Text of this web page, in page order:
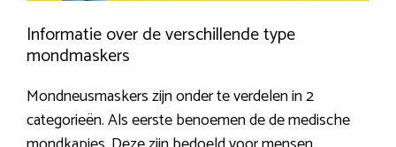
Informatie over de verschillende type
mondmaskers
Mondneusmaskers zijn onder te verdelen in 2
categorieën. Als eerste benoemen de de medische